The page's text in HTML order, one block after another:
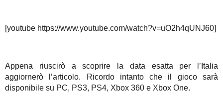
[youtube https://www.youtube.com/watch?v=uO2h4qUNJ60]
Appena riuscirò a scoprire la data esatta per l’Italia
aggiornerò l’articolo. Ricordo intanto che il gioco sarà
disponibile su PC, PS3, PS4, Xbox 360 e Xbox One.